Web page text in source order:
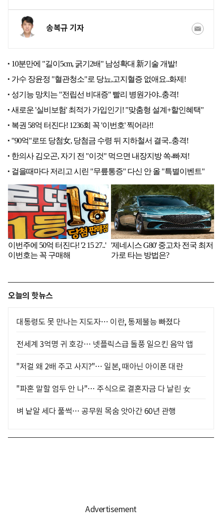
송복규 기자
오늘의 핫뉴스
대통령도 못 만나는 지도자… 이란, 통제불능 빠졌다
전세계 3억명 귀 호강… 넷플릭스급 돌풍 일으킨 음악 앱
"저걸 왜 2배 주고 사지?"… 일본, 때아닌 아이폰 대란
"파혼 말할 엄두 안 나"… 주식으로 결혼자금 다 날린 女
벼 낱알 세다 풀썩… 공무원 목숨 앗아간 60년 관행